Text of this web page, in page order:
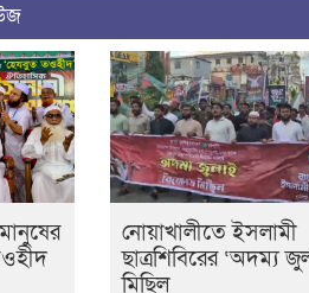
নোয়াখালীতে ইসলামী
ছাত্রশিবিরের ‘অদম্য
মিছিল